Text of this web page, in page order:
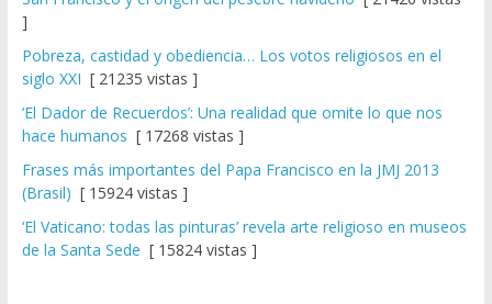
]
Pobreza, castidad y obediencia… Los votos religiosos en el
siglo XXI [ 21235 vistas ]
‘El Dador de Recuerdos’: Una realidad que omite lo que nos
hace humanos [ 17268 vistas ]
Frases más importantes del Papa Francisco en la JMJ 2013
(Brasil) [ 15924 vistas ]
‘El Vaticano: todas las pinturas’ revela arte religioso en museos
de la Santa Sede [ 15824 vistas ]